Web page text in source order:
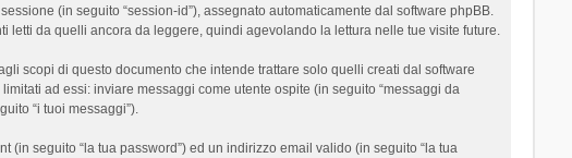
(in seguito “session-id”), assegnato automaticamente dal software phpBB.
letti da quelli ancora da leggere, quindi agevolando la lettura nelle tue visite future.
scopi di questo documento che intende trattare solo quelli creati dal software
ad essi: inviare messaggi come utente ospite (in seguito “messaggi da
“i tuoi messaggi”).
seguito “la tua password”) ed un indirizzo email valido (in seguito “la tua